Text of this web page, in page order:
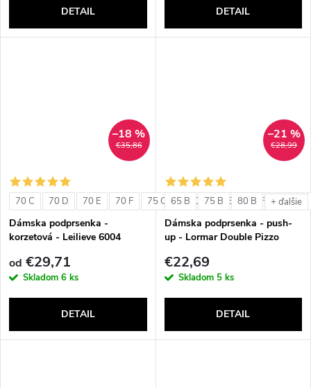
DETAIL DETAIL
€35,86
–18 %
70 C 70 D 70 E 70 F 75 C 75 D 75 E 75 F 80 C
Dámska podprsenka -
korzetová - Leilieve 6004
od €29,71
Skladom 6 ks
DETAIL
€28,99
–21 %
65 B 75 B 80 B + ďalšie
Dámska podprsenka - push-
up - Lormar Double Pizzo
€22,69
Skladom 5 ks
DETAIL